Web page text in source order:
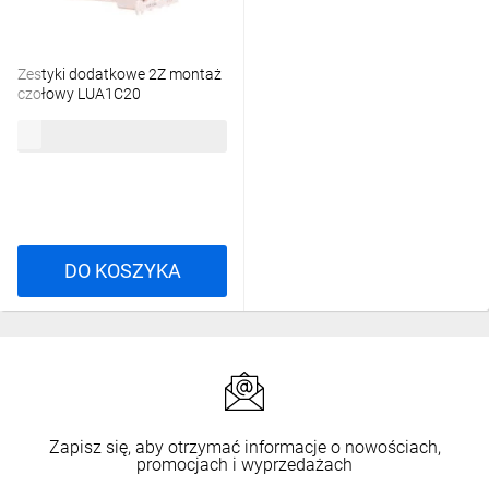
Zestyki dodatkowe 2Z montaż
czołowy LUA1C20
DO KOSZYKA
Zapisz się, aby otrzymać informacje o nowościach,
promocjach i wyprzedażach